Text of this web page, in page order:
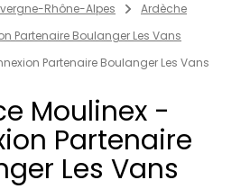
Rhône-Alpes
Ardèche
Partenaire Boulanger Les Vans
Partenaire Boulanger Les Vans
Moulinex -
Partenaire
Les Vans